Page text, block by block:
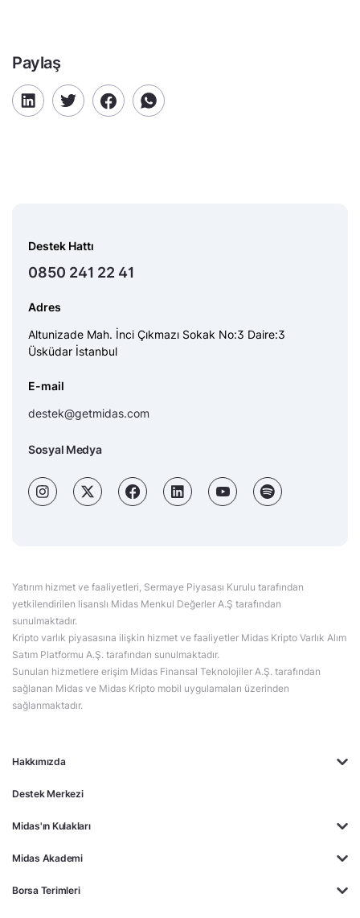
Paylaş
Hakkımızda
Destek Merkezi
Midas'ın Kulakları
Midas Akademi
Borsa Terimleri
Destek Hattı
0850 241 22 41
Adres
Altunizade Mah. İnci Çıkmazı Sokak No:3 Daire:3
Üsküdar İstanbul
E-mail
destek@getmidas.com
Sosyal Medya
Yatırım hizmet ve faaliyetleri, Sermaye Piyasası Kurulu tarafından
yetkilendirilen lisanslı Midas Menkul Değerler A.Ş tarafından
sunulmaktadır.
Kripto varlık piyasasına ilişkin hizmet ve faaliyetler Midas Kripto Varlık Alım
Satım Platformu A.Ş. tarafından sunulmaktadır.
Sunulan hizmetlere erişim Midas Finansal Teknolojiler A.Ş. tarafından
sağlanan Midas ve Midas Kripto mobil uygulamaları üzerinden
sağlanmaktadır.